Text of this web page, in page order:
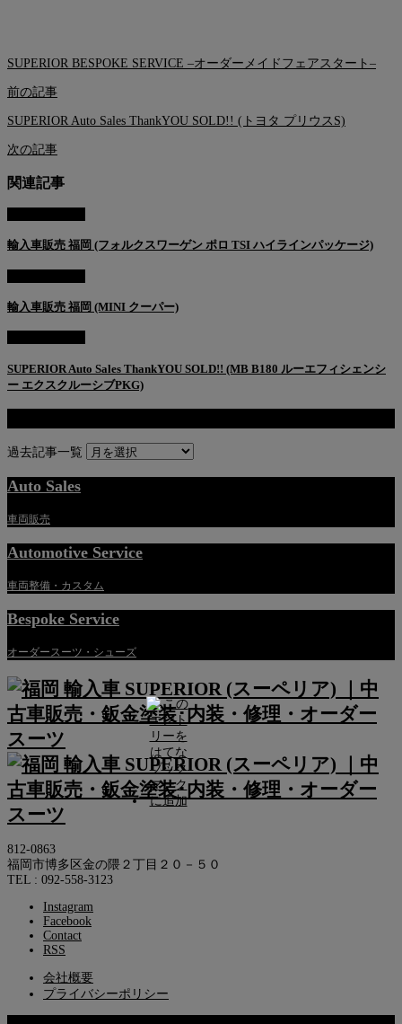
SUPERIOR BESPOKE SERVICE –オーダーメイドフェアスタート–
前の記事
SUPERIOR Auto Sales ThankYOU SOLD!! (トヨタ プリウスS)
次の記事
関連記事
輸入車販売 福岡 (フォルクスワーゲン ポロ TSI ハイラインパッケージ)
輸入車販売 福岡 (MINI クーパー)
SUPERIOR Auto Sales ThankYOU SOLD!! (MB B180 ルーエフィシェンシ
ー エクスクルーシブPKG)
過去記事一覧
Auto Sales
車両販売
Automotive Service
車両整備・カスタム
Bespoke Service
オーダースーツ・シューズ
812-0863
福岡市博多区金の隈２丁目２０－５０
TEL : 092-558-3123
Instagram
Facebook
Contact
RSS
会社概要
プライバシーポリシー